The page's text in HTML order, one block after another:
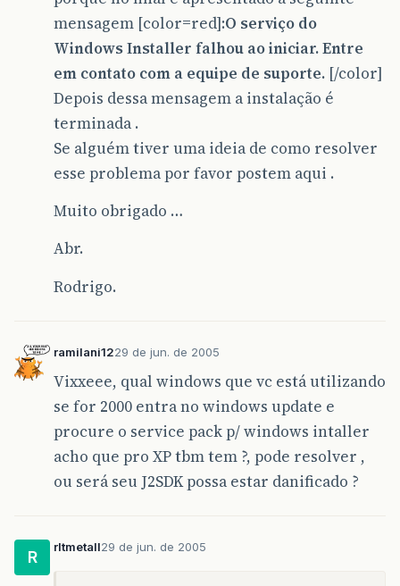
mensagem [color=red]:O serviço do
Windows Installer falhou ao iniciar. Entre
em contato com a equipe de suporte. [/color]
Depois dessa mensagem a instalação é
terminada .
Se alguém tiver uma ideia de como resolver
esse problema por favor postem aqui .
Muito obrigado …
Abr.
Rodrigo.
ramilani1229 de jun. de 2005
Vixxeee, qual windows que vc está utilizando
se for 2000 entra no windows update e
procure o service pack p/ windows intaller
acho que pro XP tbm tem ?, pode resolver ,
ou será seu J2SDK possa estar danificado ?
R
rltmetall29 de jun. de 2005